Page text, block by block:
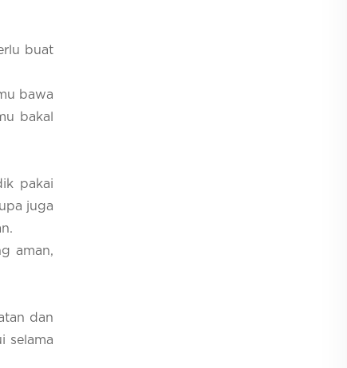
buat
bawa
bakal
pakai
juga
aman,
dan
selama